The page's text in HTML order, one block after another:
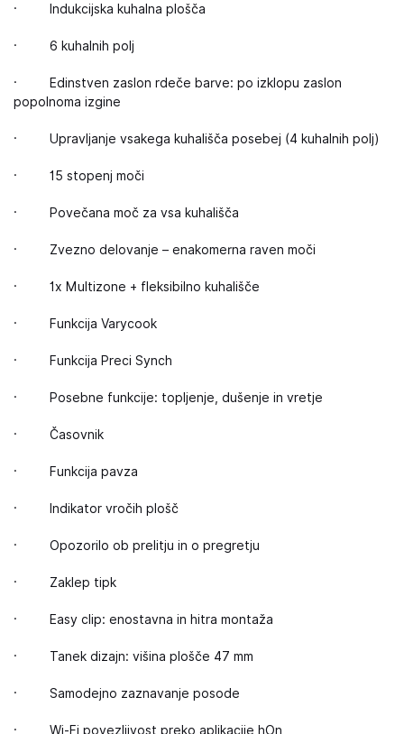
· Indukcijska kuhalna plošča
· 6 kuhalnih polj
· Edinstven zaslon rdeče barve: po izklopu zaslon
popolnoma izgine
· Upravljanje vsakega kuhališča posebej (4 kuhalnih polj)
· 15 stopenj moči
· Povečana moč za vsa kuhališča
· Zvezno delovanje – enakomerna raven moči
· 1x Multizone + fleksibilno kuhališče
· Funkcija Varycook
· Funkcija Preci Synch
· Posebne funkcije: topljenje, dušenje in vretje
· Časovnik
· Funkcija pavza
· Indikator vročih plošč
· Opozorilo ob prelitju in o pregretju
· Zaklep tipk
· Easy clip: enostavna in hitra montaža
· Tanek dizajn: višina plošče 47 mm
· Samodejno zaznavanje posode
· Wi-Fi povezljivost preko aplikacije hOn